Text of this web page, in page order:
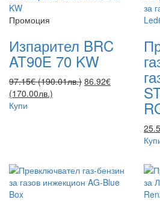
Промоция
Изпарител BRC
AT90E 70 KW
97.15€ (190.01лв.) 86.92€
(170.00лв.)
Купи